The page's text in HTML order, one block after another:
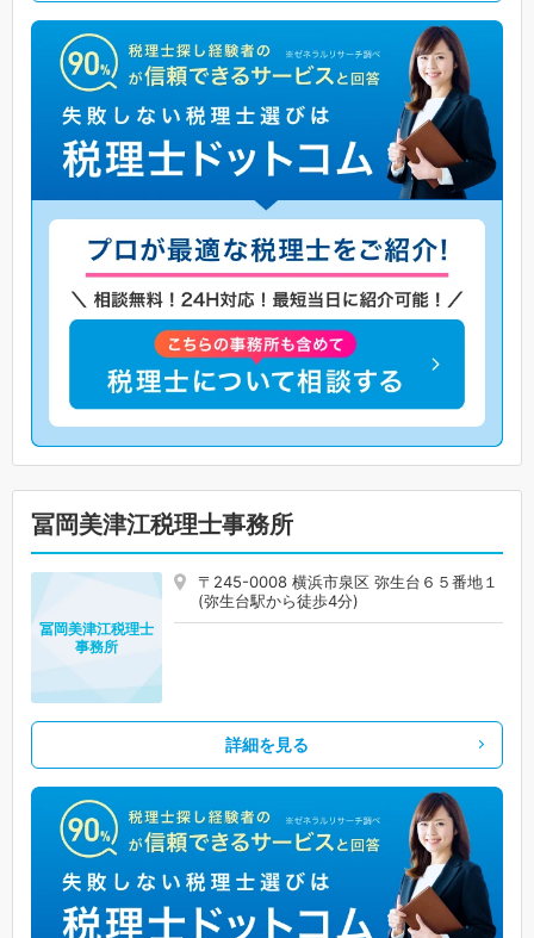
冨岡美津江税理士事務所
〒245-0008 横浜市泉区 弥生台６５番地１
(弥生台駅から徒歩4分)
冨岡美津江税理士
事務所
詳細を見る